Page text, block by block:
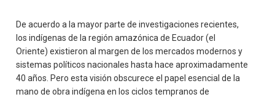
De acuerdo a la mayor parte de investigaciones recientes,
los indígenas de la región amazónica de Ecuador (el
Oriente) existieron al margen de los mercados modernos y
sistemas políticos nacionales hasta hace aproximadamente
40 años. Pero esta visión obscurece el papel esencial de la
mano de obra indígena en los ciclos tempranos de